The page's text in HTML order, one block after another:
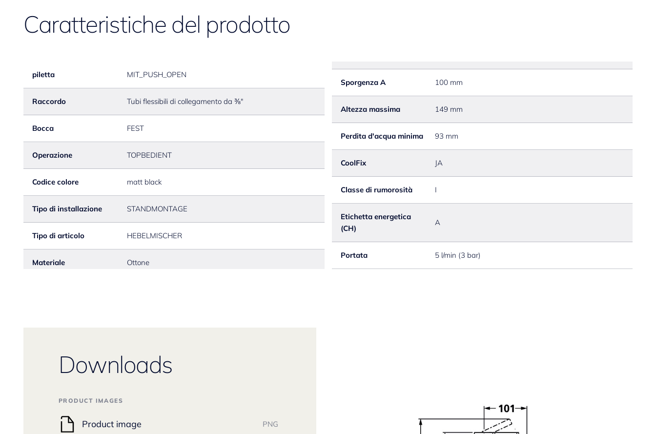
Caratteristiche del prodotto
piletta MIT_PUSH_OPEN
Raccordo Tubi flessibili di collegamento da ⅜"
Bocca FEST
Operazione TOPBEDIENT
Codice colore matt black
Tipo di installazione STANDMONTAGE
Tipo di articolo HEBELMISCHER
Materiale Ottone
Sporgenza A 100 mm
Altezza massima 149 mm
Perdita d'acqua minima 93 mm
CoolFix JA
Classe di rumorosità I
Etichetta energetica
(CH)
A
Portata 5 l/min (3 bar)
Downloads
PRODUCT IMAGES
Product image PNG